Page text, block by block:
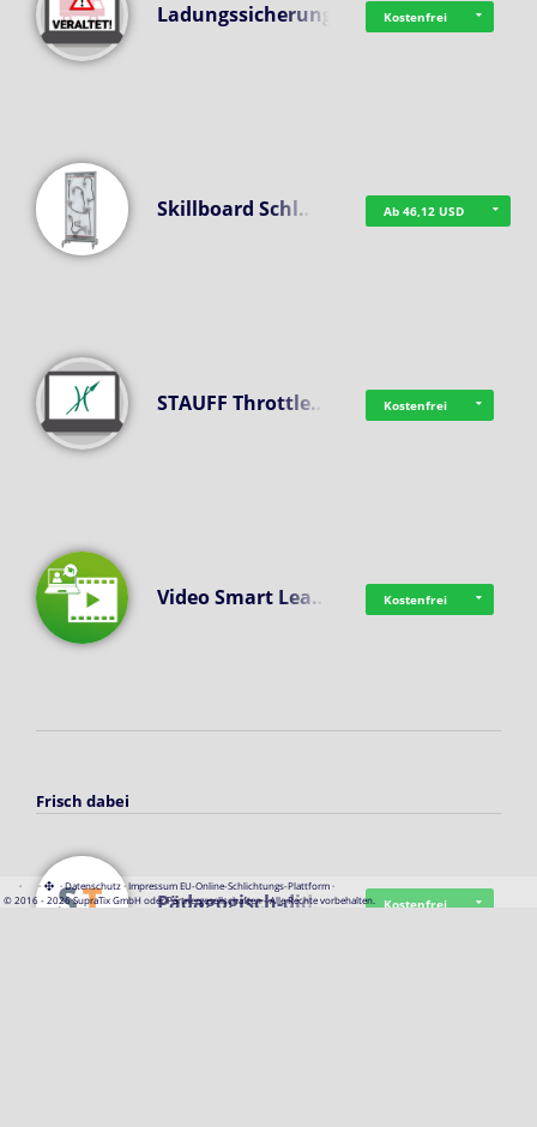
Ladungssicherung Kostenfrei
Skillboard Schl… Ab 46,12 USD
STAUFF Throttle… Kostenfrei
Video Smart Lea… Kostenfrei
Frisch dabei
Pädagogisch-did… Kostenfrei
· · ·Datenschutz·Impressum EU-Online-Schlichtungs-Plattform·
© 2016 - 2026 SupraTix GmbH oder Partnergesellschaften - Alle Rechte vorbehalten.